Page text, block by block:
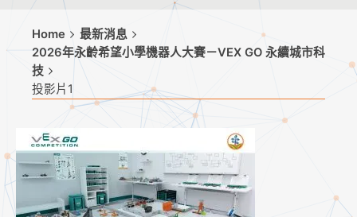
Home
最新消息
2026年永齡希望小學機器人大賽－VEX GO 永續城市科
技
投影片1